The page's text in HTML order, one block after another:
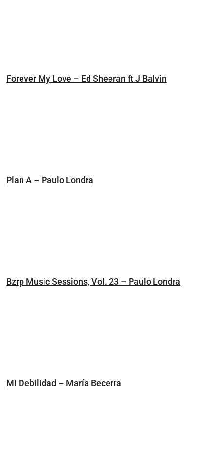
Forever My Love – Ed Sheeran ft J Balvin
Plan A – Paulo Londra
Bzrp Music Sessions, Vol. 23 – Paulo Londra
Mi Debilidad – María Becerra